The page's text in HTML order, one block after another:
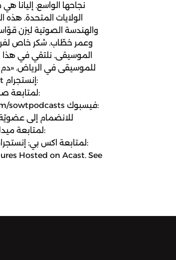
نجاحها الواسع. إليانا
الولايات المتحدة. هذه
والهندسة الصوتية ليزن
وعمر خطّاب. شكر خاص
الموسيقى. نلتقي في
للموسيقى في الرياض.
Hosted on Acast. See